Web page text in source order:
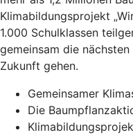
Klimabildungsprojekt
1.000 Schulklassen
gemeinsam die
Zukunft gehen.
Gemeinsamer
Die